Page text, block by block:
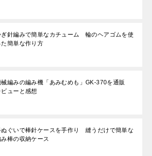
ぎ針編みで簡単なカチューム 輪のヘアゴムを使
た簡単な作り方
械編みの編み機「あみむめも」GK-370を通販
ビューと感想
ぬぐいで棒針ケースを手作り 縫うだけで簡単な
み棒の収納ケース